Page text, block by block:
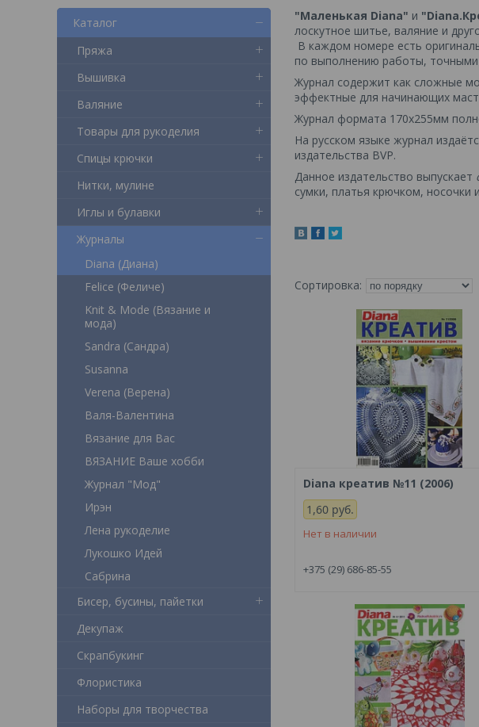
"Маленькая Diana" и
лоскутное шитье, валяние и
В каждом номере есть
по выполнению работы,
Журнал содержит как сложные
эффектные для начинающих
Журнал формата 170х255мм
На русском языке журнал
издательства BVP.
Данное издательство выпускает
сумки, платья крючком, носочки
Diana креатив №11 (2006)
1,60 руб.
Нет в наличии
+375 (29) 686-85-55
Каталог
Пряжа
Вышивка
Валяние
Товары для рукоделия
Спицы крючки
Нитки, мулине
Иглы и булавки
Журналы
Diana (Диана)
Felice (Феличе)
Knit & Mode (Вязание и
мода)
Sandra (Сандра)
Susanna
Verena (Верена)
Валя-Валентина
Вязание для Вас
ВЯЗАНИЕ Ваше хобби
Журнал "Мод"
Ирэн
Лена рукоделие
Лукошко Идей
Сабрина
Бисер, бусины, пайетки
Декупаж
Скрапбукинг
Флористика
Наборы для творчества